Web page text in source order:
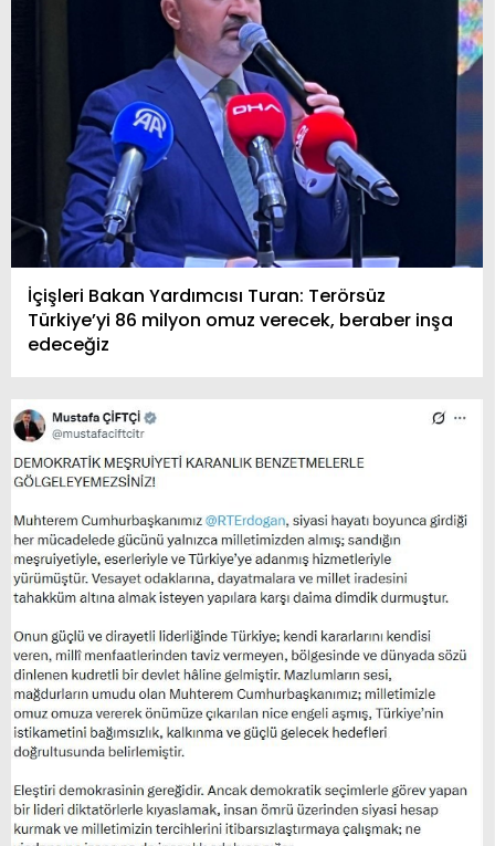
İçişleri Bakan Yardımcısı Turan: Terörsüz
Türkiye’yi 86 milyon omuz verecek, beraber inşa
edeceğiz